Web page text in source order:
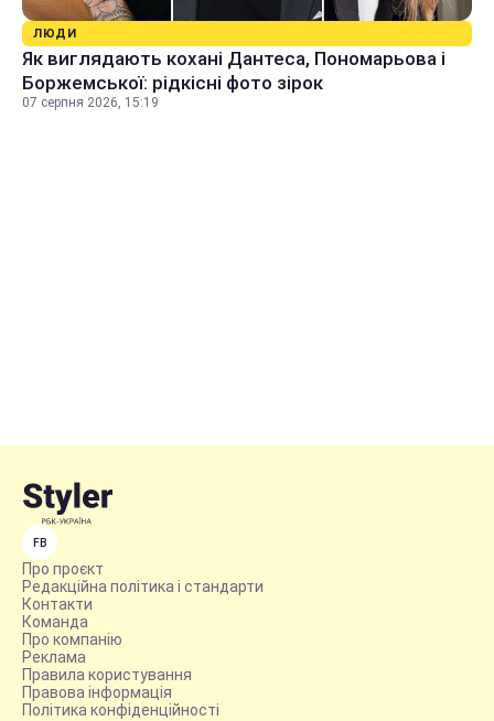
ЛЮДИ
Як виглядають кохані Дантеса, Пономарьова і
Боржемської: рідкісні фото зірок
07 серпня 2026, 15:19
FB
Про проєкт
Редакційна політика і стандарти
Контакти
Команда
Про компанію
Реклама
Правила користування
Правова інформація
Політика конфіденційності